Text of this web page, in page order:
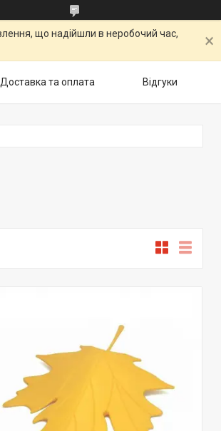
що надійшли в неробочий час,
Доставка та оплата Відгуки